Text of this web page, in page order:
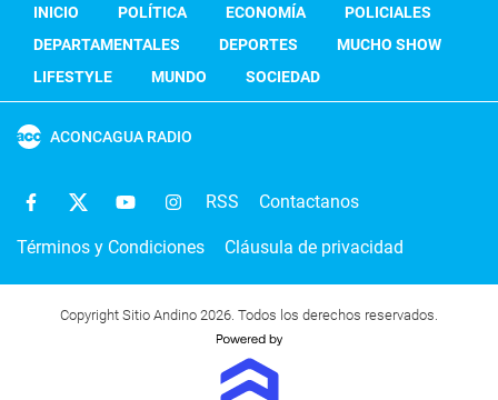
INICIO POLÍTICA ECONOMÍA
POLICIALES
DEPARTAMENTALES
DEPORTES
MUCHO SHOW
LIFESTYLE
MUNDO SOCIEDAD
ACONCAGUA RADIO
RSS Contactanos
Términos y Condiciones Cláusula de privacidad
Copyright Sitio Andino 2026. Todos los derechos reservados.